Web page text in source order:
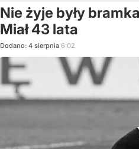
Nie żyje były
Miał 43 lata
Dodano: 4 sierpnia 6:02